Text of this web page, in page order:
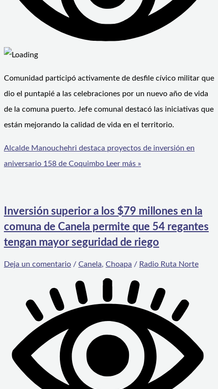
Comunidad participó activamente de desfile cívico militar que
dio el puntapié a las celebraciones por un nuevo año de vida
de la comuna puerto. Jefe comunal destacó las iniciativas que
están mejorando la calidad de vida en el territorio.
Alcalde Manouchehri destaca proyectos de inversión en
aniversario 158 de Coquimbo Leer más »
Inversión superior a los $79 millones en la
comuna de Canela permite que 54 regantes
tengan mayor seguridad de riego
Deja un comentario / Canela, Choapa / Radio Ruta Norte